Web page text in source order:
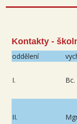
Kontakty -
oddělení
I.
II.